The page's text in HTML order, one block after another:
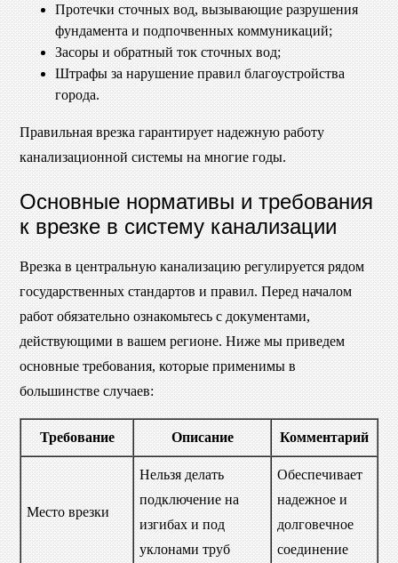
Протечки сточных вод, вызывающие разрушения
фундамента и подпочвенных коммуникаций;
Засоры и обратный ток сточных вод;
Штрафы за нарушение правил благоустройства
города.
Правильная врезка гарантирует надежную работу
канализационной системы на многие годы.
Основные нормативы и требования
к врезке в систему канализации
Врезка в центральную канализацию регулируется рядом
государственных стандартов и правил. Перед началом
работ обязательно ознакомьтесь с документами,
действующими в вашем регионе. Ниже мы приведем
основные требования, которые применимы в
большинстве случаев:
Требование Описание Комментарий
Место врезки
Нельзя делать
подключение на
изгибах и под
уклонами труб
Обеспечивает
надежное и
долговечное
соединение